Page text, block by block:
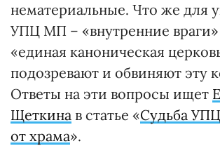
нематериальные. Что же для
УПЦ МП – «внутренние
«единая каноническая
подозревают и обвиняют эту
Ответы на эти вопросы ищет
Щеткина в статье «Судьба
от храма».